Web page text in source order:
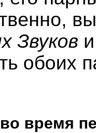
Звуков
обоих
время